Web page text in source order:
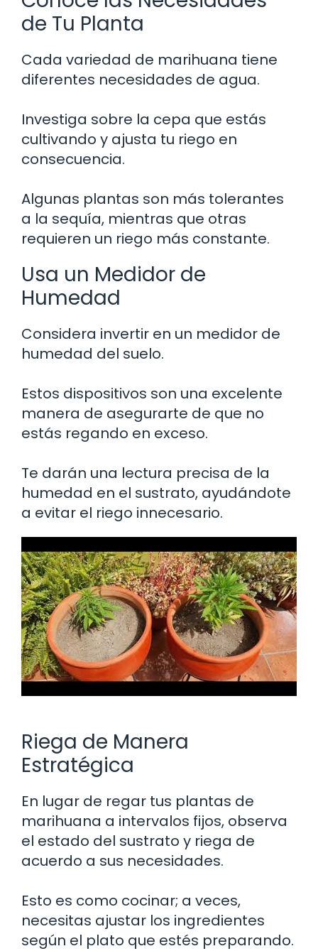
de Tu Planta
Cada variedad de marihuana tiene
diferentes necesidades de agua.
Investiga sobre la cepa que estás
cultivando y ajusta tu riego en
consecuencia.
Algunas plantas son más tolerantes
a la sequía, mientras que otras
requieren un riego más constante.
Usa un Medidor de
Humedad
Considera invertir en un medidor de
humedad del suelo.
Estos dispositivos son una excelente
manera de asegurarte de que no
estás regando en exceso.
Te darán una lectura precisa de la
humedad en el sustrato, ayudándote
a evitar el riego innecesario.
Riega de Manera
Estratégica
En lugar de regar tus plantas de
marihuana a intervalos fijos, observa
el estado del sustrato y riega de
acuerdo a sus necesidades.
Esto es como cocinar; a veces,
necesitas ajustar los ingredientes
según el plato que estés preparando.